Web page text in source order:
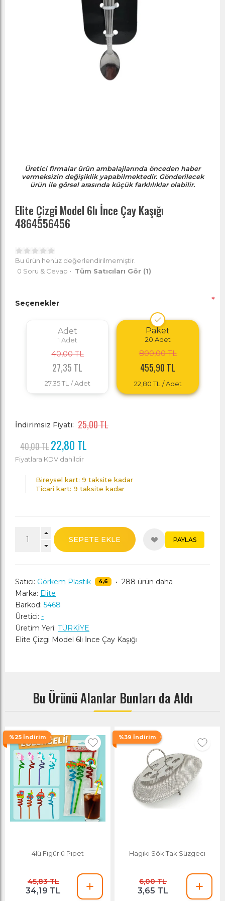
Üretici firmalar ürün ambalajlarında önceden haber
vermeksizin değişiklik yapabilmektedir. Gönderilecek
ürün ile görsel arasında küçük farklılıklar olabilir.
Elite Çizgi Model 6lı İnce Çay Kaşığı
4864556456
Bu ürün henüz değerlendirilmemiştir.
0 Soru & Cevap • Tüm Satıcıları Gör (1)
Seçenekler *
Adet
1 Adet
40,00 TL
27,35 TL
27,35 TL / Adet
Paket
20 Adet
800,00 TL
455,90 TL
22,80 TL / Adet
İndirimsiz Fiyatı: 25,00 TL
40,00 TL 22,80 TL
Fiyatlara KDV dahildir
Bireysel kart: 9 taksite kadar
Ticari kart: 9 taksite kadar
SEPETE EKLE PAYLAS
Satıcı: Görkem Plastik 4,6 • 288 ürün daha
Marka: Elite
Barkod: 5468
Üretici: -
Üretim Yeri: TÜRKİYE
Elite Çizgi Model 6lı İnce Çay Kaşığı
Bu Ürünü Alanlar Bunları da Aldı
%25 İndirim
4lü Figürlü Pipet
45,83 TL
34,19 TL
%39 İndirim
Hagiki Sök Tak Süzgeci
6,00 TL
3,65 TL